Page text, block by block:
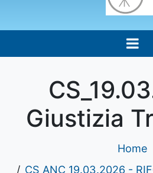
Giustizia
Home
CS ANC 19.03.2026 -